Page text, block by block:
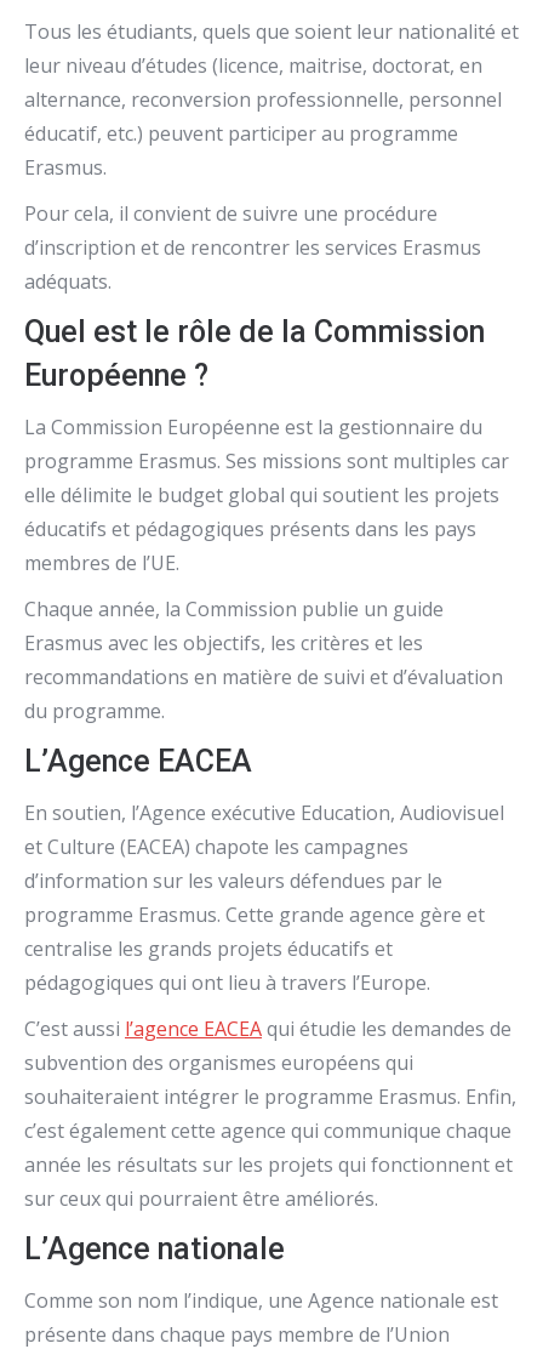
Tous les étudiants, quels que soient leur nationalité et
leur niveau d’études (licence, maitrise, doctorat, en
alternance, reconversion professionnelle, personnel
éducatif, etc.) peuvent participer au programme
Erasmus.
Pour cela, il convient de suivre une procédure
d’inscription et de rencontrer les services Erasmus
adéquats.
Quel est le rôle de la Commission
Européenne ?
La Commission Européenne est la gestionnaire du
programme Erasmus. Ses missions sont multiples car
elle délimite le budget global qui soutient les projets
éducatifs et pédagogiques présents dans les pays
membres de l’UE.
Chaque année, la Commission publie un guide
Erasmus avec les objectifs, les critères et les
recommandations en matière de suivi et d’évaluation
du programme.
L’Agence EACEA
En soutien, l’Agence exécutive Education, Audiovisuel
et Culture (EACEA) chapote les campagnes
d’information sur les valeurs défendues par le
programme Erasmus. Cette grande agence gère et
centralise les grands projets éducatifs et
pédagogiques qui ont lieu à travers l’Europe.
C’est aussi l’agence EACEAqui étudie les demandes de
subvention des organismes européens qui
souhaiteraient intégrer le programme Erasmus. Enfin,
c’est également cette agence qui communique chaque
année les résultats sur les projets qui fonctionnent et
sur ceux qui pourraient être améliorés.
L’Agence nationale
Comme son nom l’indique, une Agence nationale est
présente dans chaque pays membre de l’Union